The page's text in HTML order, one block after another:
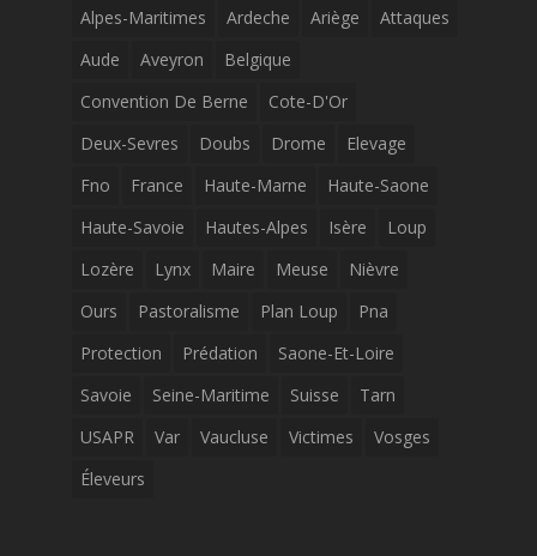
Alpes-Maritimes
Ardeche Ariège
Attaques
Aude
Aveyron
Belgique
Convention De Berne
Cote-D'Or
Deux-Sevres
Doubs Drome
Elevage
Fno
France Haute-Marne
Haute-Saone
Haute-Savoie
Hautes-Alpes Isère
Loup
Lozère
Lynx Maire Meuse
Nièvre
Ours
Pastoralisme Plan Loup
Pna
Protection
Prédation
Saone-Et-Loire
Savoie
Seine-Maritime Suisse
Tarn
USAPR
Var Vaucluse Victimes
Vosges
Éleveurs